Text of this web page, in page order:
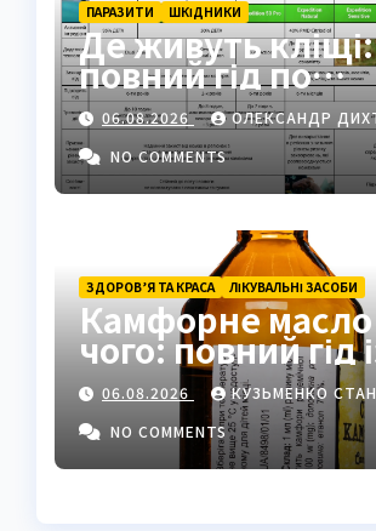
ПАРАЗИТИ ШКІДНИКИ
Де живуть кліщі:
повний гід по
біотопах,
захисті
06.08.2026
ОЛЕКСАНДР
NO COMMENTS
ЗДОРОВ’Я ТА КРАСА ЛІКУВАЛЬНІ ЗАСОБИ
Камфорне
чого: повний гід
застосуванням і
властивостями
06.08.2026
КУЗЬМЕНКО
NO COMMENTS